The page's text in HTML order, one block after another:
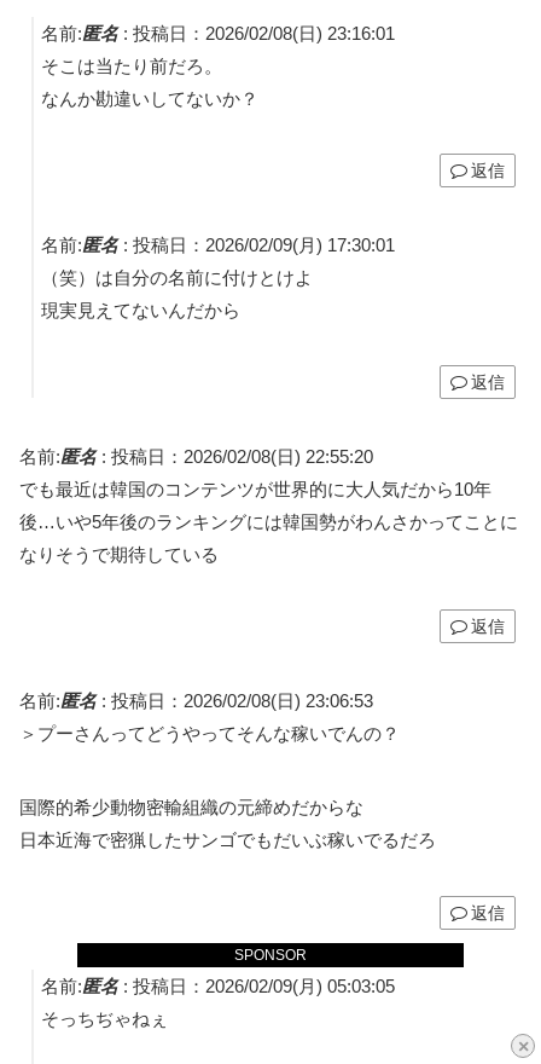
×
SPONSOR
名前:匿名: 投稿日：2026/02/08(日) 23:16:01
そこは当たり前だろ。
なんか勘違いしてないか？
返信
名前:匿名: 投稿日：2026/02/09(月) 17:30:01
（笑）は自分の名前に付けとけよ
現実見えてないんだから
返信
名前:匿名: 投稿日：2026/02/08(日) 22:55:20
でも最近は韓国のコンテンツが世界的に大人気だから10年
後…いや5年後のランキングには韓国勢がわんさかってことに
なりそうで期待している
返信
名前:匿名: 投稿日：2026/02/08(日) 23:06:53
＞プーさんってどうやってそんな稼いでんの？
国際的希少動物密輸組織の元締めだからな
日本近海で密猟したサンゴでもだいぶ稼いでるだろ
返信
名前:匿名: 投稿日：2026/02/09(月) 05:03:05
そっちぢゃねぇ